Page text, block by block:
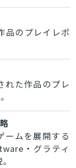
品のプレイレポ
れた作品のプレ
ームを展開する
・グラティ